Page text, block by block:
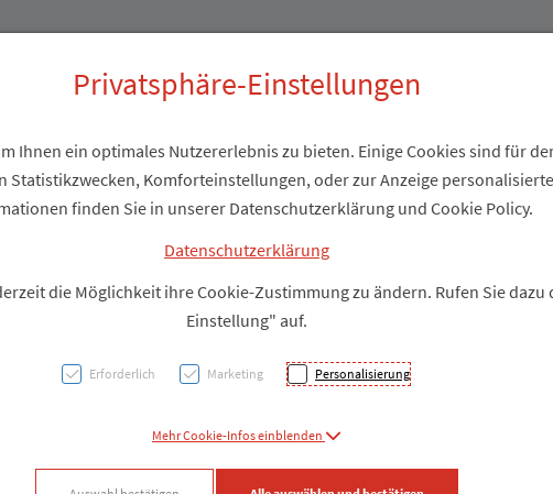
Nagel
Schneide
PZN: 4881807
Privatsphäre-Einstellungen
Ihnen ein optimales Nutzererlebnis zu bieten. Einige Cookies sind für
Statistikzwecken, Komforteinstellungen, oder zur Anzeige
finden Sie in unserer Datenschutzerklärung und Cookie Policy.
Datenschutzerklärung
die Möglichkeit ihre Cookie-Zustimmung zu ändern. Rufen Sie dazu
Einstellung" auf.
Erforderlich Marketing Personalisierung
Mehr Cookie-Infos einblenden